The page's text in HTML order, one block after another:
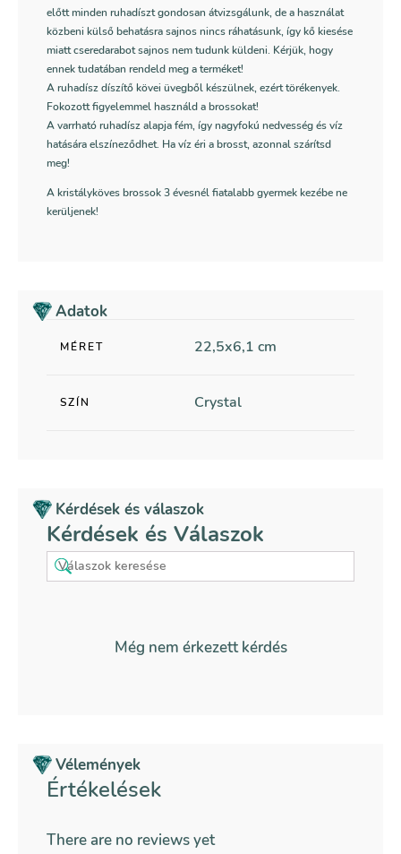
előtt minden ruhadíszt gondosan átvizsgálunk, de a használat
közbeni külső behatásra sajnos nincs ráhatásunk, így kő kiesése
miatt cseredarabot sajnos nem tudunk küldeni. Kérjük, hogy
ennek tudatában rendeld meg a terméket!
A ruhadísz díszítő kövei üvegből készülnek, ezért törékenyek.
Fokozott figyelemmel használd a brossokat!
A varrható ruhadísz alapja fém, így nagyfokú nedvesség és víz
hatására elszíneződhet. Ha víz éri a brosst, azonnal szárítsd
meg!
A kristályköves brossok 3 évesnél fiatalabb gyermek kezébe ne
kerüljenek!
Adatok
MÉRET 22,5x6,1 cm
SZÍN Crystal
Kérdések és válaszok
Kérdések és Válaszok
Még nem érkezett kérdés
Vélemények
Értékelések
There are no reviews yet